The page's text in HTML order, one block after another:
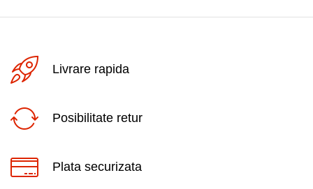
Livrare rapida
Posibilitate retur
Plata securizata